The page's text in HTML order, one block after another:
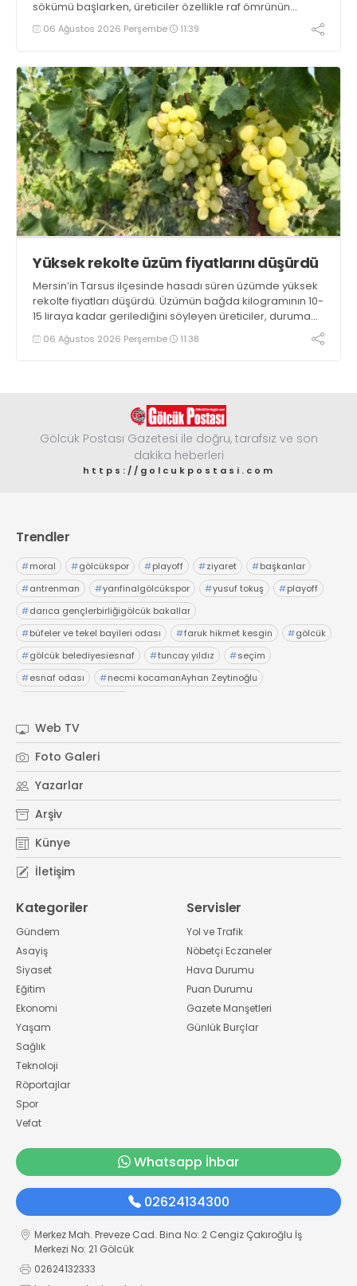
sökümü başlarken, üreticiler özellikle raf ömrünün
yaklaşık 2 ay olması ve rengi bakımından tüketimde
Sandıklı patatesinin daha fazla tercih edildiğini belirtti
06 Ağustos 2026 Perşembe 11:39
Yüksek rekolte üzüm fiyatlarını düşürdü
Mersin’in Tarsus ilçesinde hasadı süren üzümde yüksek
rekolte fiyatları düşürdü. Üzümün bağda kilogramının 10-
15 liraya kadar gerilediğini söyleyen üreticiler, duruma
tepki gösterdi
06 Ağustos 2026 Perşembe 11:38
Gölcük Postası Gazetesi ile doğru, tarafsız ve son
dakika heberleri
https://golcukpostasi.com
Trendler
#moral #gölcükspor #playoff #ziyaret #başkanlar
#antrenman #yarıfinalgölcükspor #yusuf tokuş #playoff
#darıca gençlerbirliğigölcük bakallar
#büfeler ve tekel bayileri odası #faruk hikmet kesgin #gölcük
#gölcük belediyesiesnaf #tuncay yıldız #seçim
#esnaf odası #necmi kocamanAyhan Zeytinoğlu
Web TV
Foto Galeri
Yazarlar
Arşiv
Künye
İletişim
Kategoriler
Gündem
Asayiş
Siyaset
Eğitim
Ekonomi
Yaşam
Sağlık
Teknoloji
Röportajlar
Spor
Vefat
Servisler
Yol ve Trafik
Nöbetçi Eczaneler
Hava Durumu
Puan Durumu
Gazete Manşetleri
Günlük Burçlar
Whatsapp İhbar
02624134300
Merkez Mah. Preveze Cad. Bina No: 2 Cengiz Çakıroğlu İş
Merkezi No: 21 Gölcük
02624132333